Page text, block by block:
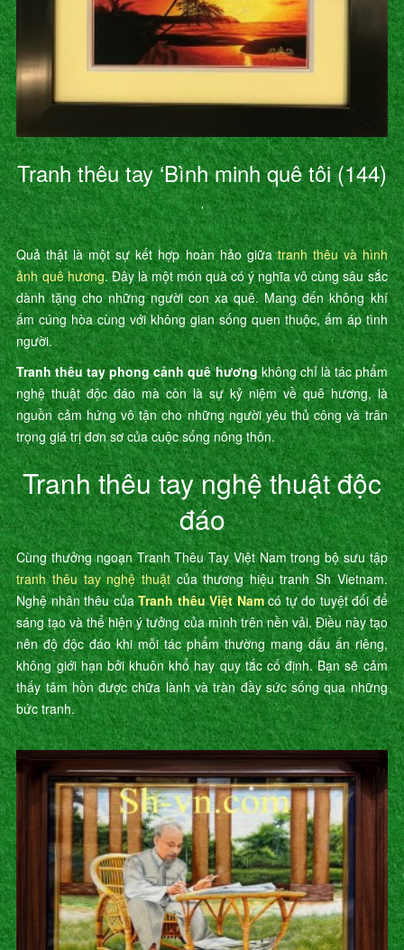
Tranh thêu tay ‘Bình minh quê tôi (144)
’
Quả thật là một sự kết hợp hoàn hảo giữatranh thêu và hình
ảnh quê hương. Đây là một món quà có ý nghĩa vô cùng sâu sắc
dành tặng cho những người con xa quê. Mang đến không khí
ấm cúng hòa cùng với không gian sống quen thuộc, ấm áp tình
người.
Tranh thêu tay phong cảnh quê hươngkhông chỉ là tác phẩm
nghệ thuật độc đáo mà còn là sự kỷ niệm về quê hương, là
nguồn cảm hứng vô tận cho những người yêu thủ công và trân
trọng giá trị đơn sơ của cuộc sống nông thôn.
Tranh thêu tay nghệ thuật độc
đáo
Cùng thưởng ngoạn Tranh Thêu Tay Việt Nam trong bộ sưu tập
tranh thêu tay nghệ thuậtcủa thương hiệu tranh Sh Vietnam.
Nghệ nhân thêu củaTranh thêu Việt Namcó tự do tuyệt đối để
sáng tạo và thể hiện ý tưởng của mình trên nền vải. Điều này tạo
nên độ độc đáo khi mỗi tác phẩm thường mang dấu ấn riêng,
không giới hạn bởi khuôn khổ hay quy tắc cố định. Bạn sẽ cảm
thấy tâm hồn được chữa lành và tràn đầy sức sống qua những
bức tranh.